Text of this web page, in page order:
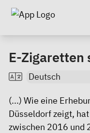
E-Zigaretten
(...) Wie eine
Düsseldorf zeigt,
zwischen 2016 und